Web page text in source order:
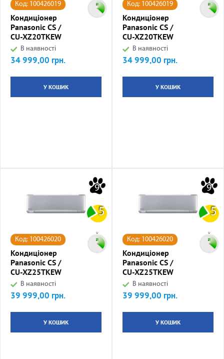
Код: 100426019
Кондиціонер
Panasonic CS /
CU-XZ20TKEW
В наявності
Ціна
34 999,00 грн.
У КОШИК
Код: 100426019
Кондиціонер
Panasonic CS /
CU-XZ20TKEW
В наявності
Ціна
34 999,00 грн.
У КОШИК
9
5
Код: 100426020
Кондиціонер
Panasonic CS /
CU-XZ25TKEW
В наявності
Ціна
39 999,00 грн.
У КОШИК
9
5
Код: 100426020
Кондиціонер
Panasonic CS /
CU-XZ25TKEW
В наявності
Ціна
39 999,00 грн.
У КОШИК